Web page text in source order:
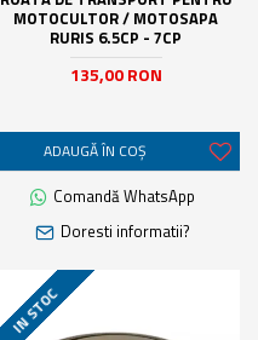
MOTOCULTOR / MOTOSAPA
RURIS 6.5CP - 7CP
135,00 RON
ADAUGĂ ÎN COŞ
Comandă WhatsApp
Doresti informatii?
IN STOC